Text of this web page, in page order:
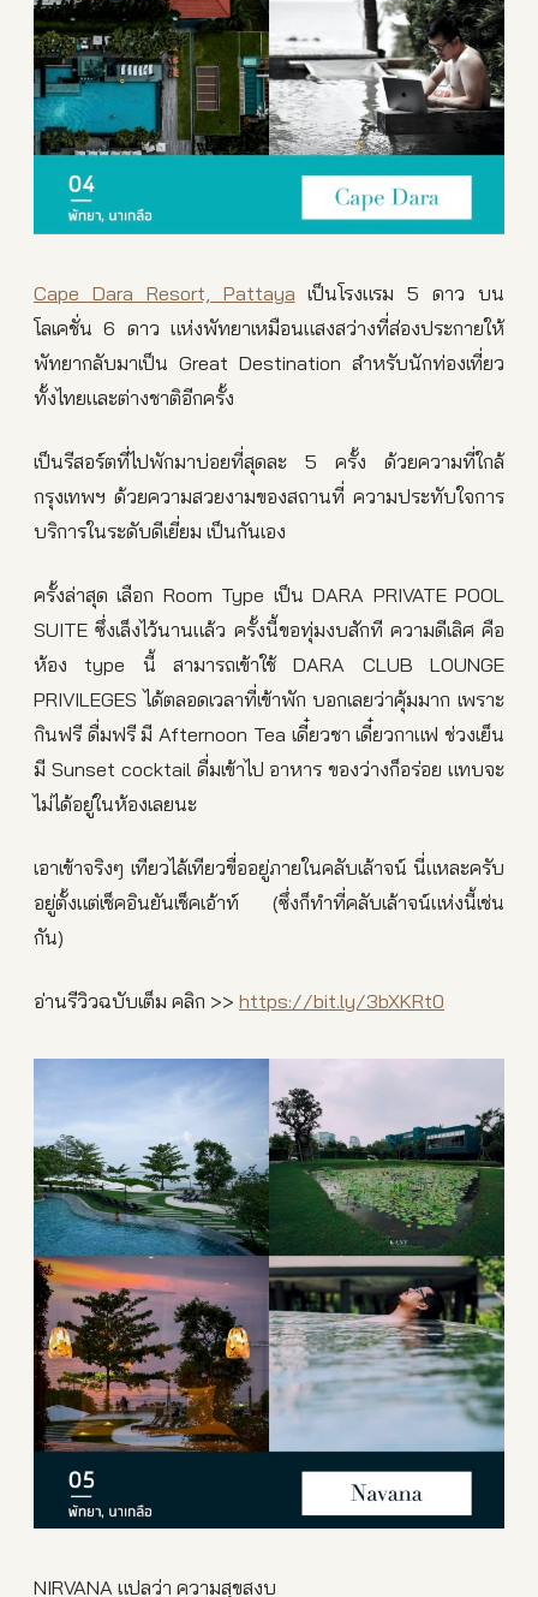
Cape Dara Resort, Pattaya เป็นโรงแรม 5 ดาว บน
โลเคชั่น 6 ดาว แห่งพัทยาเหมือนแสงสว่างที่ส่องประกายให้
พัทยากลับมาเป็น Great Destination สำหรับนักท่องเที่ยว
ทั้งไทยและต่างชาติอีกครั้ง
เป็นรีสอร์ตที่ไปพักมาบ่อยที่สุดละ 5 ครั้ง ด้วยความที่ใกล้
กรุงเทพฯ ด้วยความสวยงามของสถานที่ ความประทับใจการ
บริการในระดับดีเยี่ยม เป็นกันเอง
ครั้งล่าสุด เลือก Room Type เป็น DARA PRIVATE POOL
SUITE ซึ่งเล็งไว้นานแล้ว ครั้งนี้ขอทุ่มงบสักที ความดีเลิศ คือ
ห้อง type นี้ สามารถเข้าใช้ DARA CLUB LOUNGE
PRIVILEGES ได้ตลอดเวลาที่เข้าพัก บอกเลยว่าคุ้มมาก เพราะ
กินฟรี ดื่มฟรี มี Afternoon Tea เดี๋ยวชา เดี๋ยวกาแฟ ช่วงเย็น
มี Sunset cocktail ดื่มเข้าไป อาหาร ของว่างก็อร่อย แทบจะ
ไม่ได้อยู่ในห้องเลยนะ
เอาเข้าจริงๆ เทียวไล้เทียวขื่ออยู่ภายในคลับเล้าจน์ นี่แหละครับ
อยู่ตั้งแต่เช็คอินยันเช็คเอ้าท์ (ซึ่งก็ทำที่คลับเล้าจน์แห่งนี้เช่น
กัน)
อ่านรีวิวฉบับเต็ม คลิก >> https://bit.ly/3bXKRt0
NIRVANA แปลว่า ความสุขสงบ